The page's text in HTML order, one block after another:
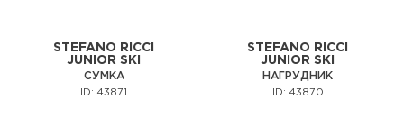
STEFANO RICCI
JUNIOR SKI
СУМКА
ID: 43871
STEFANO RICCI
JUNIOR SKI
НАГРУДНИК
ID: 43870